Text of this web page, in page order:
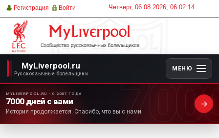
Четверг, 06.08.2026, 06:02:14
Регистрация Войти
MyLiverpool.ru
Русскоязычные болельщики
МЕНЮ
MYLIVERPOOL.RU · С 2007 ГОДА
7000 дней с вами
История продолжается. Спасибо, что вы с нами.